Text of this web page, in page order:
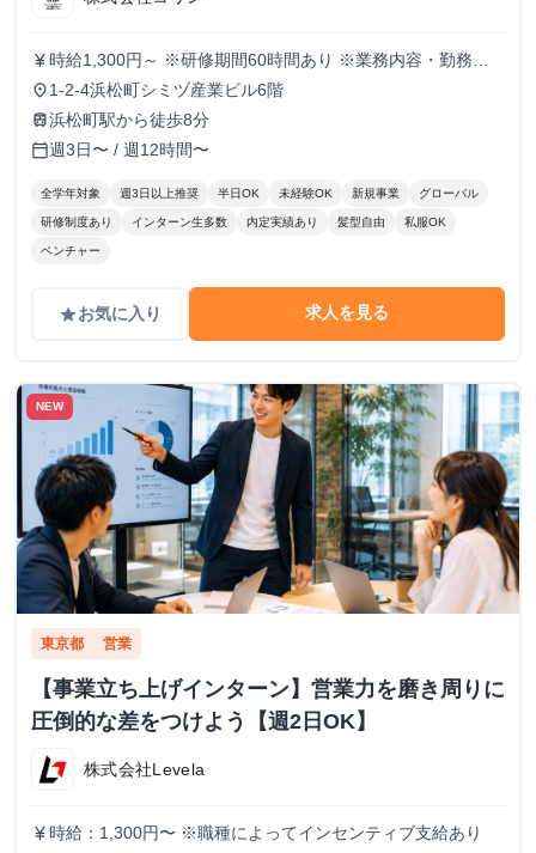
currency_yen 時給1,300円～ ※研修期間60時間あり ※業務内容・勤務状
況により決定
place 1-2-4浜松町シミヅ産業ビル6階
train浜松町駅から徒歩8分
calendar_today週3日〜 / 週12時間〜
全学年対象 週3日以上推奨 半日OK 未経験OK 新規事業 グローバル
研修制度あり インターン生多数 内定実績あり 髪型自由 私服OK
ベンチャー
gradeお気に入り 求人を見る
NEW
東京都 営業
【事業立ち上げインターン】営業力を磨き周りに
圧倒的な差をつけよう【週2日OK】
株式会社Levela
currency_yen 時給：1,300円〜 ※職種によってインセンティブ支給あり